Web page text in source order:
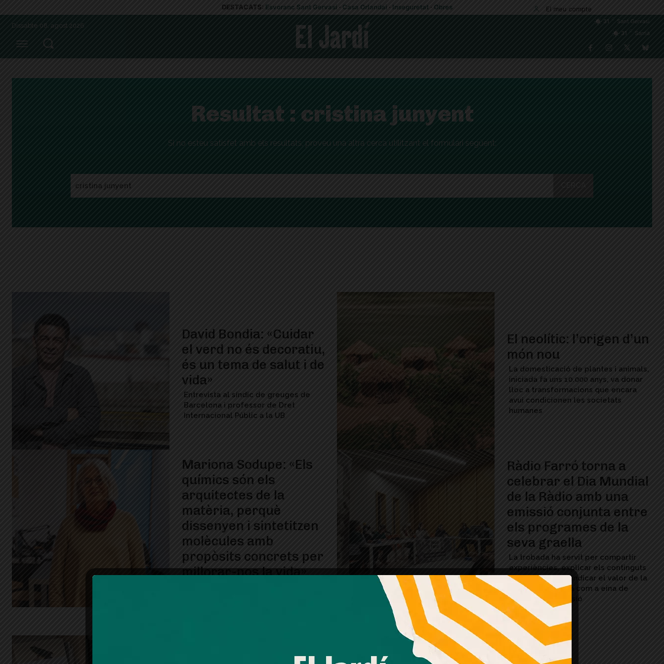
DESTACATS: Esvoranc Sant Gervasi · Casa Orlandai · Inseguretat · Obres El meu compte
Dissabte 08, agost 2026
31
Sant Gervasi
31
Sarrià
Resultat : cristina junyent
Si no esteu satisfet amb els resultats, proveu una altra cerca utilitzant el formulari següent:
David Bondia: «Cuidar
el verd no és decoratiu,
és un tema de salut i de
vida»
Entrevista al síndic de greuges de
Barcelona i professor de Dret
Internacional Públic a la UB
El neolític: l’origen d’un
món nou
La domesticació de plantes i animals,
iniciada fa uns 10.000 anys, va donar
lloc a transformacions que encara
avui condicionen les societats
humanes
Mariona Sodupe: «Els
químics són els
arquitectes de la
matèria, perquè
dissenyen i sintetitzen
molècules amb
propòsits concrets per
millorar-nos la vida»
Ràdio Farró torna a
celebrar el Dia Mundial
de la Ràdio amb una
emissió conjunta entre
els programes de la
seva graella
La trobada ha servit per compartir
experiències, explicar els continguts
dels espais i reivindicar el valor de la
ràdio comunitària com a eina de
proximitat i cohesió
Amb el seu acord, nosaltres fem servir galetes o
tecnologies similars per emmagatzemar, accedir i
processar dades personals com la seva visita a aquest lloc
processament de dades basat en interessos legítims en